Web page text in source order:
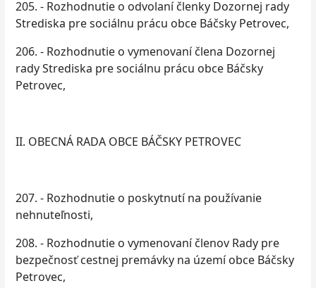
205. - Rozhodnutie o odvolaní členky Dozornej rady
Strediska pre sociálnu prácu obce Báčsky Petrovec,
206. - Rozhodnutie o vymenovaní člena Dozornej
rady Strediska pre sociálnu prácu obce Báčsky
Petrovec,
II. OBECNÁ RADA OBCE BÁČSKY PETROVEC
207. - Rozhodnutie o poskytnutí na používanie
nehnuteľnosti,
208. - Rozhodnutie o vymenovaní členov Rady pre
bezpečnosť cestnej premávky na území obce Báčsky
Petrovec,